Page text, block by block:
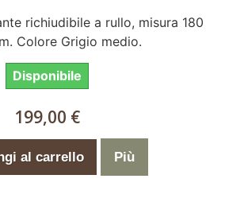
richiudibile a rullo, misura 180
Colore Grigio medio.
Disponibile
199,00 €
al carrello Più